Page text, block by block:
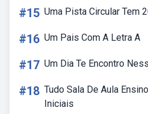
#15 Uma Pista Circular Tem
#16 Um Pais Com A Letra A
#17 Um Dia Te Encontro
#18 Tudo Sala De Aula
Iniciais